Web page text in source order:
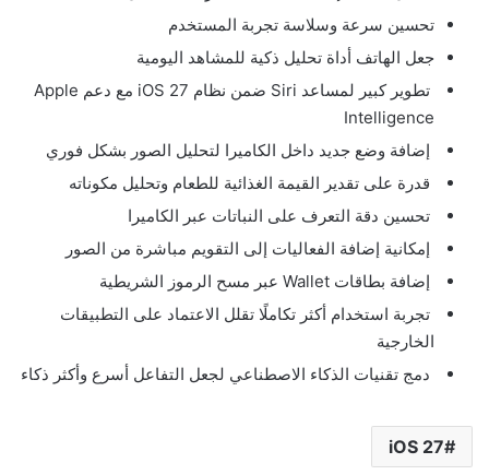
تحسين سرعة وسلاسة تجربة المستخدم
جعل الهاتف أداة تحليل ذكية للمشاهد اليومية
تطوير كبير لمساعد Siri ضمن نظام iOS 27 مع دعم Apple
Intelligence
إضافة وضع جديد داخل الكاميرا لتحليل الصور بشكل فوري
قدرة على تقدير القيمة الغذائية للطعام وتحليل مكوناته
تحسين دقة التعرف على النباتات عبر الكاميرا
إمكانية إضافة الفعاليات إلى التقويم مباشرة من الصور
إضافة بطاقات Wallet عبر مسح الرموز الشريطية
تجربة استخدام أكثر تكاملًا تقلل الاعتماد على التطبيقات
الخارجية
دمج تقنيات الذكاء الاصطناعي لجعل التفاعل أسرع وأكثر ذكاء
iOS 27